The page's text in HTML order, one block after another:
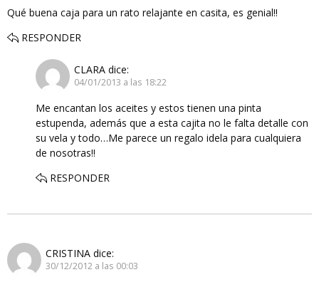
Qué buena caja para un rato relajante en casita, es genial!!
RESPONDER
CLARA dice:
04/01/2013 a las 18:22
Me encantan los aceites y estos tienen una pinta
estupenda, además que a esta cajita no le falta detalle con
su vela y todo…Me parece un regalo idela para cualquiera
de nosotras!!
RESPONDER
CRISTINA dice:
30/12/2012 a las 00:03